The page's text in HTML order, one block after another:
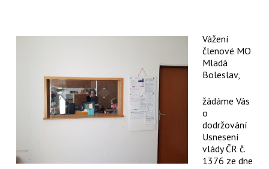
Vážení
členové MO
Mladá
Boleslav,
žádáme Vás
o
dodržování
Usnesení
vlády ČR č.
1376 ze dne